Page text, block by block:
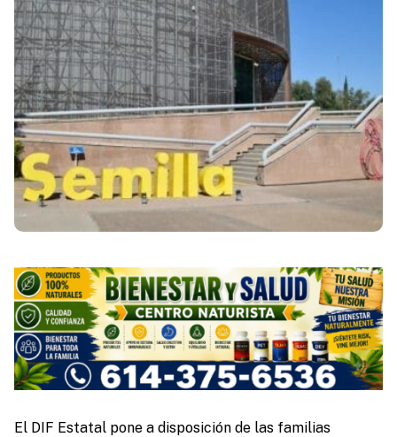
El DIF Estatal pone a disposición de las familias